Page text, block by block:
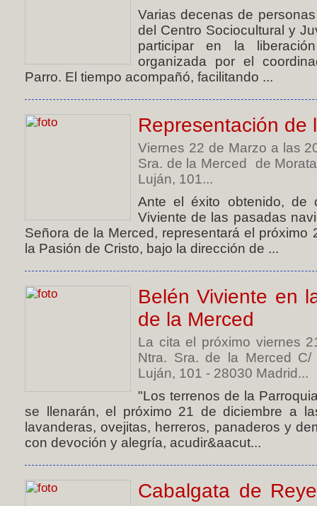
Varias decenas de
del Centro Sociocultural y
participar en la
organizada por el
Parro. El tiempo acompañó, facilitando ...
Representación de
Viernes 22 de Marzo a las
Sra. de la Merced de
Luján, 101...
Ante el éxito obtenido, de
Viviente de las pasadas
Señora de la Merced, representará el próximo
la Pasión de Cristo, bajo la dirección de ...
Belén Viviente en
de la Merced
La cita el próximo viernes
Ntra. Sra. de la Merced
Luján, 101 - 28030 Madrid...
"Los terrenos de la
se llenarán, el próximo 21 de diciembre a
lavanderas, ovejitas, herreros, panaderos y
con devoción y alegría, acudir&aacut...
Cabalgata de